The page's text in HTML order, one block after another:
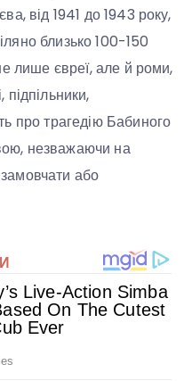
від 1941 до 1943 року,
близько 100-150
лише євреї, але й роми,
підпільники,
про трагедію Бабиного
незважаючи на
або